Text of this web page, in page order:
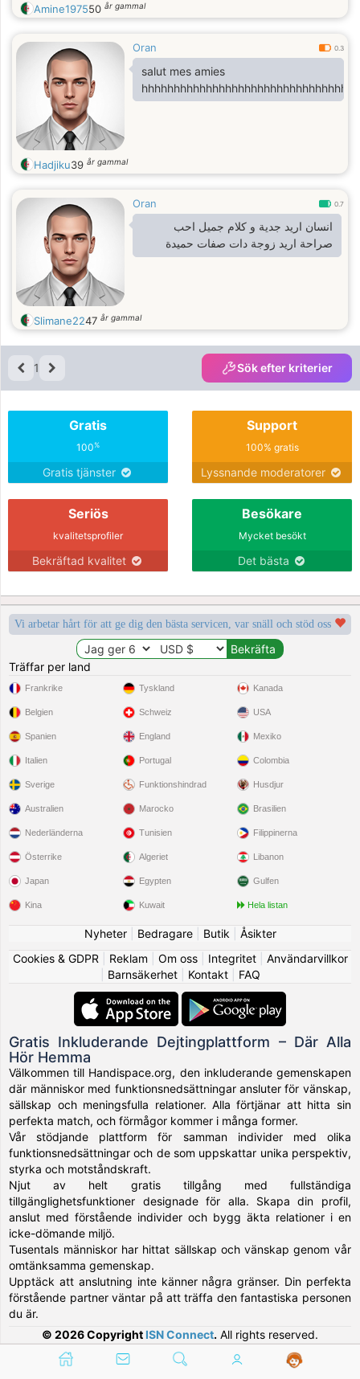
Amine197550 år gammal
Oran 0.3
salut mes amies
Hadjiku39 år gammal
Oran 0.7
انسان اريد جدية و كلام جميل احب
صراحة اريد زوجة دات صفات حميدة
Slimane2247 år gammal
1 Sök efter kriterier
Gratis
100%
Gratis tjänster
Support
100% gratis
Lyssnande moderatorer
Seriös
kvalitetsprofiler
Bekräftad kvalitet
Besökare
Mycket besökt
Det bästa
Vi arbetar hårt för att ge dig den bästa servicen, var snäll och stöd oss
Träffar per land
Frankrike
Belgien
Spanien
Italien
Sverige
Tyskland
Schweiz
England
Portugal
Funktionshindrad
Kanada
USA
Mexiko
Colombia
Husdjur
Australien
Nederländerna
Österrike
Japan
Kina
Marocko
Tunisien
Algeriet
Egypten
Kuwait
Brasilien
Filippinerna
Libanon
Gulfen
Hela listan
Nyheter| Bedragare| Butik
Åsikter
Cookies & GDPR
Reklam Om oss| Integritet| Användarvillkor
Barnsäkerhet| Kontakt| FAQ
Gratis Inkluderande Dejtingplattform – Där Alla
Hör Hemma
Välkommen till Handispace.org, den inkluderande gemenskapen
där människor med funktionsnedsättningar ansluter för vänskap,
sällskap och meningsfulla relationer. Alla förtjänar att hitta sin
perfekta match, och förmågor kommer i många former.
Vår stödjande plattform för samman individer med olika
funktionsnedsättningar och de som uppskattar unika perspektiv,
styrka och motståndskraft.
Njut av helt gratis tillgång med fullständiga
tillgänglighetsfunktioner designade för alla. Skapa din profil,
anslut med förstående individer och bygg äkta relationer i en
icke-dömande miljö.
Tusentals människor har hittat sällskap och vänskap genom vår
omtänksamma gemenskap.
Upptäck att anslutning inte känner några gränser. Din perfekta
förstående partner väntar på att träffa den fantastiska personen
du är.
© 2026 Copyright ISN Connect. All rights reserved.